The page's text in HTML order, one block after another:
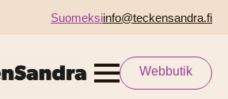
Suomeksiinfo@teckensandra.fi
Webbutik